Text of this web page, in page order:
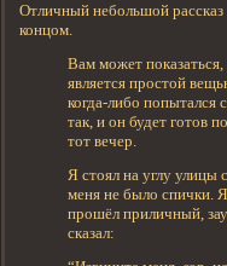
Отличный небольшой
концом.
Вам может
является простой
когда-либо попытался
так, и он будет готов
тот вечер.
Я стоял на углу улицы
меня не было спички.
прошёл приличный,
сказал: